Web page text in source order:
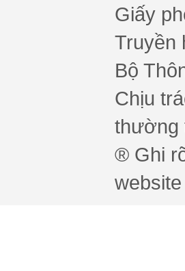
Giấy
Truyền
Bộ
Chịu
thường
® Ghi
website